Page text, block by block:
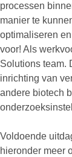
processen
manier te
optimaliseren
voor! Als
Solutions team.
inrichting van
andere biotech
Voldoende
hieronder meer